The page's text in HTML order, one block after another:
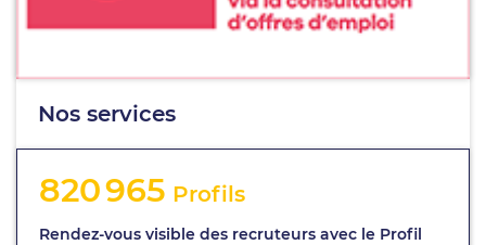
Nos services
820 965 Profils
Rendez-vous visible des recruteurs avec le Profil